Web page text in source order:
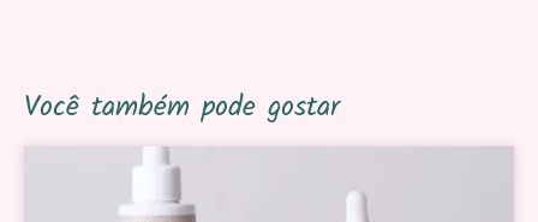
Você também pode gostar